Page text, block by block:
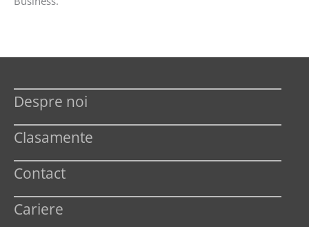
Despre noi
Clasamente
Contact
Cariere